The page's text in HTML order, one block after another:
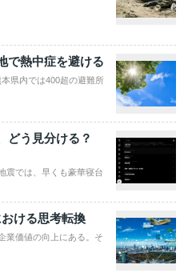
で熱中症を避ける
県内では400超の避難所
う見分ける？
震では、早くも豪華寝台
ける思考転換
業価値の向上にある。そ